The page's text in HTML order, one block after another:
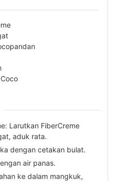
Larutkan FiberCreme
aduk rata.
dengan cetakan bulat.
air panas.
ke dalam mangkuk,